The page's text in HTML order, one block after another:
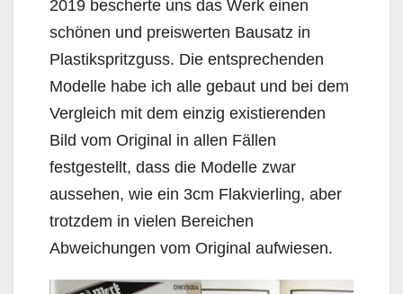
2019 bescherte uns das Werk einen
schönen und preiswerten Bausatz in
Plastikspritzguss. Die entsprechenden
Modelle habe ich alle gebaut und bei dem
Vergleich mit dem einzig existierenden
Bild vom Original in allen Fällen
festgestellt, dass die Modelle zwar
aussehen, wie ein 3cm Flakvierling, aber
trotzdem in vielen Bereichen
Abweichungen vom Original aufwiesen.